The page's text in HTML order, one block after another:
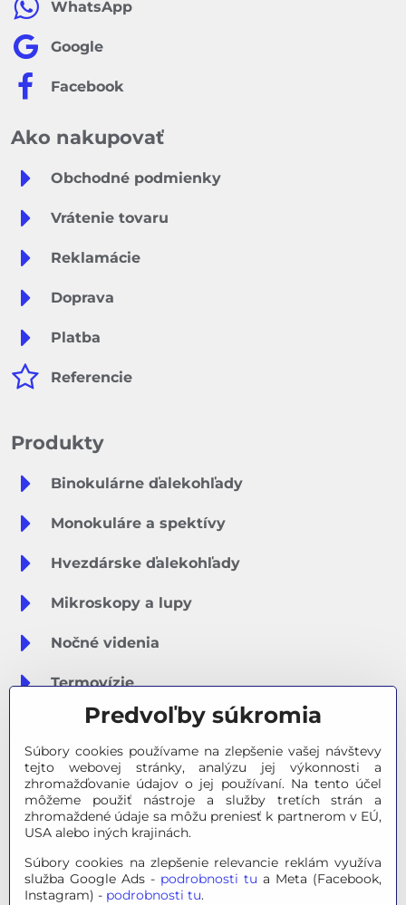
WhatsApp
Google
Facebook
Ako nakupovať
Obchodné podmienky
Vrátenie tovaru
Reklamácie
Doprava
Platba
Referencie
Produkty
Binokulárne ďalekohľady
Monokuláre a spektívy
Hvezdárske ďalekohľady
Mikroskopy a lupy
Nočné videnia
Termovízie
Meteostanice
Značky
Výpredaj
Tipy na darčeky
Poradňa - Ako si vybrať
Predvoľby súkromia
Súbory cookies používame na zlepšenie vašej návštevy
tejto webovej stránky, analýzu jej výkonnosti a
zhromažďovanie údajov o jej používaní. Na tento účel
môžeme použiť nástroje a služby tretích strán a
zhromaždené údaje sa môžu preniesť k partnerom v EÚ,
USA alebo iných krajinách.
Súbory cookies na zlepšenie relevancie reklám využíva
služba Google Ads - podrobnosti tu a Meta (Facebook,
Instagram) - podrobnosti tu.